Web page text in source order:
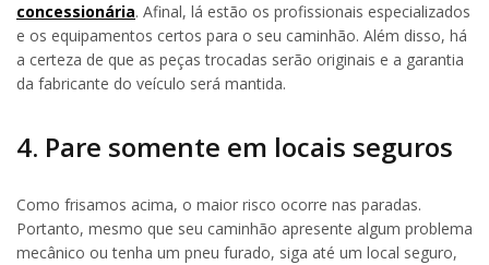
concessionária. Afinal, lá estão os profissionais especializados
e os equipamentos certos para o seu caminhão. Além disso, há
a certeza de que as peças trocadas serão originais e a garantia
da fabricante do veículo será mantida.
4. Pare somente em locais seguros
Como frisamos acima, o maior risco ocorre nas paradas.
Portanto, mesmo que seu caminhão apresente algum problema
mecânico ou tenha um pneu furado, siga até um local seguro,